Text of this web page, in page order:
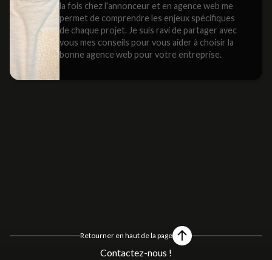
la fois chez l'annonceur et en agence web me
permet de comprendre les enjeux spécifiques
de chaque projet. Je suis ravi de partager avec
vous mes conseils pour vous aider à choisir la
bonne agence web pour votre entreprise.
Retourner en haut de la page
Contactez-nous !